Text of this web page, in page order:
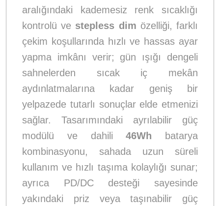
aralığındaki kademesiz renk sıcaklığı
kontrolü ve stepless dim özelliği, farklı
çekim koşullarında hızlı ve hassas ayar
yapma imkânı verir; gün ışığı dengeli
sahnelerden sıcak iç mekân
aydınlatmalarına kadar geniş bir
yelpazede tutarlı sonuçlar elde etmenizi
sağlar. Tasarımındaki ayrılabilir güç
modülü ve dahili46Wh batarya
kombinasyonu, sahada uzun süreli
kullanım ve hızlı taşıma kolaylığı sunar;
ayrıca PD/DC desteği sayesinde
yakındaki priz veya taşınabilir güç